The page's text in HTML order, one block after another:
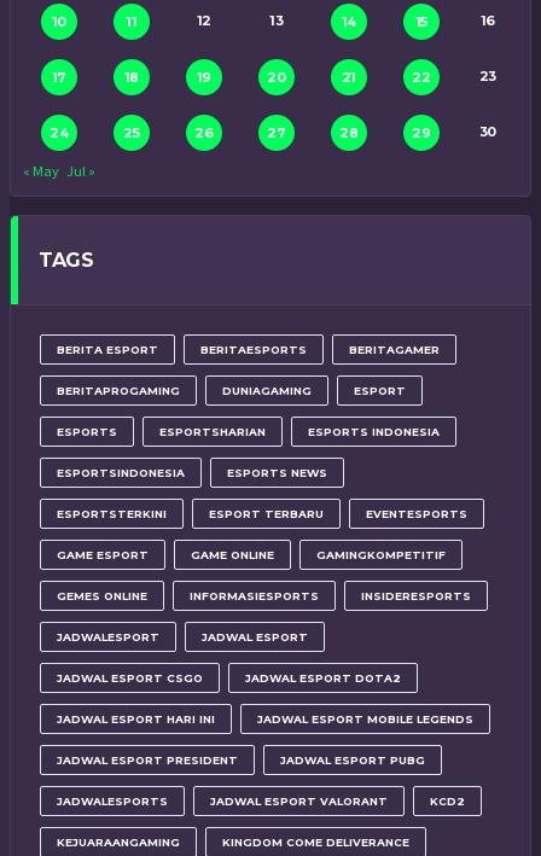
10 11 12 13 14 15 16
17 18 19 20 21 22 23
24 25 26 27 28 29 30
« May Jul »
TAGS
BERITA ESPORT BERITAESPORTS BERITAGAMER
BERITAPROGAMING DUNIAGAMING ESPORT
ESPORTS ESPORTSHARIAN ESPORTS INDONESIA
ESPORTSINDONESIA ESPORTS NEWS
ESPORTSTERKINI ESPORT TERBARU EVENTESPORTS
GAME ESPORT GAME ONLINE GAMINGKOMPETITIF
GEMES ONLINE INFORMASIESPORTS INSIDERESPORTS
JADWALESPORT JADWAL ESPORT
JADWAL ESPORT CSGO JADWAL ESPORT DOTA2
JADWAL ESPORT HARI INI JADWAL ESPORT MOBILE LEGENDS
JADWAL ESPORT PRESIDENT JADWAL ESPORT PUBG
JADWALESPORTS JADWAL ESPORT VALORANT KCD2
KEJUARAANGAMING KINGDOM COME DELIVERANCE